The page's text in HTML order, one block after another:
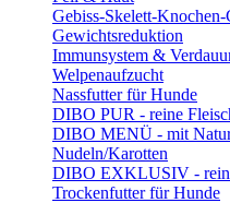
Gebiss-Skelett-Knochen-
Gewichtsreduktion
Immunsystem &
Welpenaufzucht
Nassfutter für Hunde
DIBO PUR - reine
DIBO MENÜ - mit
Nudeln/Karotten
DIBO EXKLUSIV -
Trockenfutter für Hunde